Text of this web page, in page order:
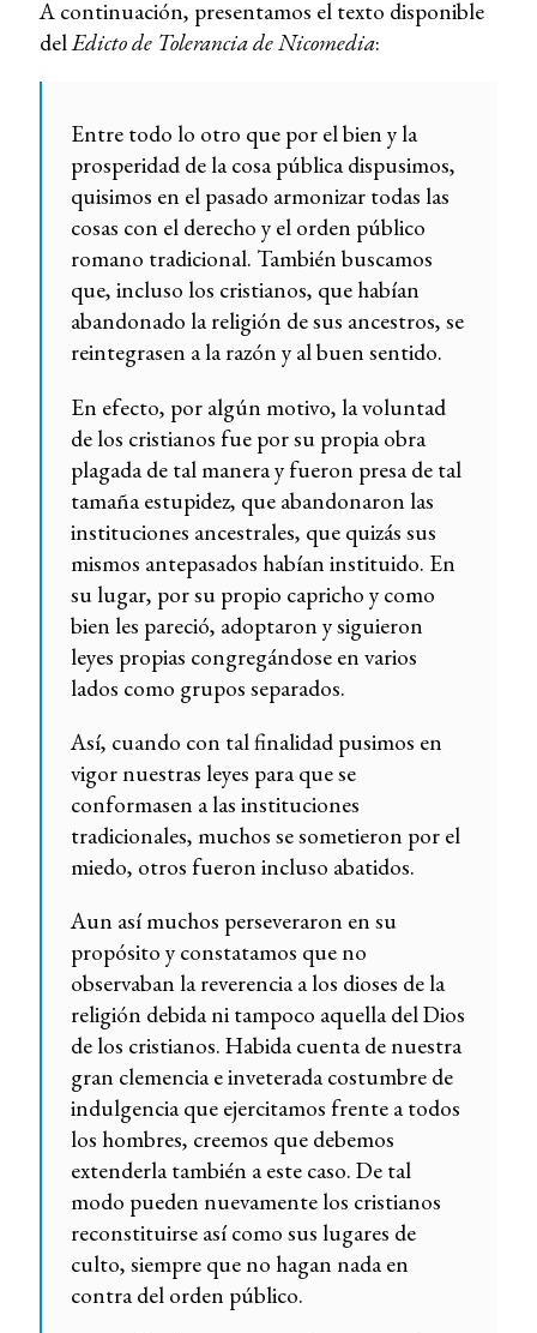
A continuación, presentamos el texto disponible
delEdicto de Tolerancia de Nicomedia:
Entre todo lo otro que por el bien y la
prosperidad de la cosa pública dispusimos,
quisimos en el pasado armonizar todas las
cosas con el derecho y el orden público
romano tradicional. También buscamos
que, incluso los cristianos, que habían
abandonado la religión de sus ancestros, se
reintegrasen a la razón y al buen sentido.
En efecto, por algún motivo, la voluntad
de los cristianos fue por su propia obra
plagada de tal manera y fueron presa de tal
tamaña estupidez, que abandonaron las
instituciones ancestrales, que quizás sus
mismos antepasados habían instituido. En
su lugar, por su propio capricho y como
bien les pareció, adoptaron y siguieron
leyes propias congregándose en varios
lados como grupos separados.
Así, cuando con tal finalidad pusimos en
vigor nuestras leyes para que se
conformasen a las instituciones
tradicionales, muchos se sometieron por el
miedo, otros fueron incluso abatidos.
Aun así muchos perseveraron en su
propósito y constatamos que no
observaban la reverencia a los dioses de la
religión debida ni tampoco aquella del Dios
de los cristianos. Habida cuenta de nuestra
gran clemencia e inveterada costumbre de
indulgencia que ejercitamos frente a todos
los hombres, creemos que debemos
extenderla también a este caso. De tal
modo pueden nuevamente los cristianos
reconstituirse así como sus lugares de
culto, siempre que no hagan nada en
contra del orden público.